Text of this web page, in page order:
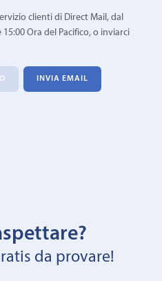
clienti di Direct Mail, dal
Ora del Pacifico, o inviarci
INVIA EMAIL
da provare!